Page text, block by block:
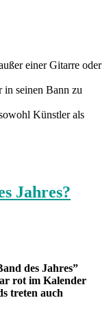
einer Gitarre oder
in seinen Bann zu
Künstler als
Jahres?
des Jahres”
rot im Kalender
treten auch